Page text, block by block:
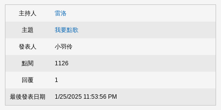
雷洛
我要點歌
小羽伶
1126
1
1/25/2025 11:53:56 PM